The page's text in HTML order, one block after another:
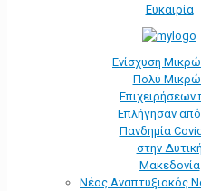
Ευκαιρία
Ενίσχυση
Πολύ
Επιχειρήσεων
Επλήγησαν
Πανδημία
στην Δυτική
Μακεδονία
Νέος Αναπτυξιακός